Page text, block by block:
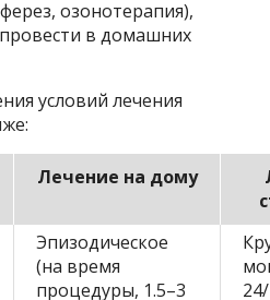
озонотерапия),
в домашних
условий лечения
Лечение на дому
Эпизодическое
(на время
процедуры, 1.5–3